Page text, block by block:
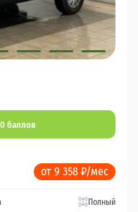
баллов
от 9 358 ₽/мес
Полный